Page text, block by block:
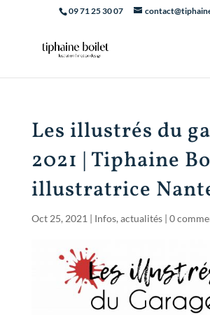
09 71 25 30 07
Les illustrés du
2021 | Tiphaine
illustratrice
Oct 25, 2021 | Infos, actualités| 0